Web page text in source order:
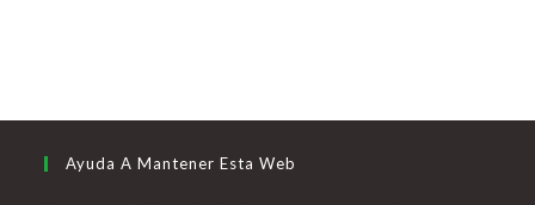
Ayuda A Mantener Esta Web